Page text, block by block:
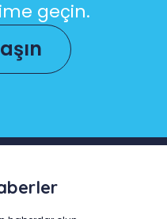
geçin.